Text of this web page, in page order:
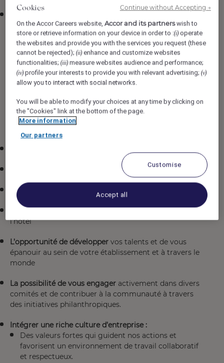
gratuitement, incluant :
Soutien en santé mentale
Conseils juridiques et financiers
Services en santé et nutrition
Accompagnement professionnel pour le travail et
la carrière
à l’hôtel (avantage imposable).
Repas gratuit à la cafétéria (avantage imposable).
Possibilité d'accéder aux installations du gymnase de
l'hôtel
L’opportunité de développer vos talents et de vous
épanouir au sein de votre établissement et à travers le
monde
La possibilité de vous engager activement dans divers
comités et de contribuer à la communauté à travers
des initiatives philanthropiques.
Intégrer une riche culture d’entreprise :
Des valeurs fortes qui guident nos actions et
favorisent un environnement de travail collaboratif
et respectueux.
Cookies
On the Accor Careers website,Accor and its partnerswish to
store or retrieve information on your device in order to :(i) operate
the websites and provide you with the services you request (these
cannot be rejected);(ii) enhance and customize websites
functionalities;(iii) measure websites audience and performance;
(iv) profile your interests to provide you with relevant advertising;(v)
allow you to interact with social networks.
You will be able to modify your choices at any time by clicking on
the "Cookies" link at the bottom of the page.
More information
Our partners
Customise
Accept all
Continue without Accepting →